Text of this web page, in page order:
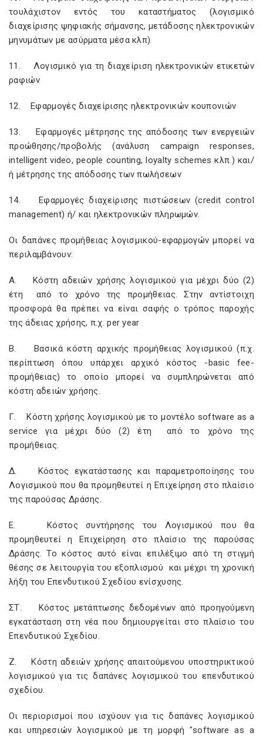
τουλάχιστον εντός του καταστήματος (λογισμικό
διαχείρισης ψηφιακής σήμανσης, μετάδοσης ηλεκτρονικών
μηνυμάτων με ασύρματα μέσα κλπ)
11. Λογισμικό για τη διαχείριση ηλεκτρονικών ετικετών
ραφιών
12. Εφαρμογές διαχείρισης ηλεκτρονικών κουπονιών
13. Εφαρμογές μέτρησης της απόδοσης των ενεργειών
προώθησης/προβολής (ανάλυση campaign responses,
intelligent video, people counting, loyalty schemes κλπ.) και/
ή μέτρησης της απόδοσης των πωλήσεων
14. Εφαρμογές διαχείρισης πιστώσεων (credit control
management) ή/ και ηλεκτρονικών πληρωμών.
Οι δαπάνες προμήθειας λογισμικού-εφαρμογών μπορεί να
περιλαμβάνουν:
Α. Κόστη αδειών χρήσης λογισμικού για μέχρι δύο (2)
έτη από το χρόνο της προμήθειας. Στην αντίστοιχη
προσφορά θα πρέπει να είναι σαφής ο τρόπος παροχής
της άδειας χρήσης, π.χ. per year
Β. Βασικά κόστη αρχικής προμήθειας λογισμικού (π.χ.
περίπτωση όπου υπάρχει αρχικό κόστος -basic fee-
προμήθειας) το οποίο μπορεί να συμπληρώνεται από
κόστη αδειών χρήσης.
Γ. Κόστη χρήσης λογισμικού με το μοντέλο software as a
service για μέχρι δύο (2) έτη από το χρόνο της
προμήθειας.
Δ. Κόστος εγκατάστασης και παραμετροποίησης του
Λογισμικού που θα προμηθευτεί η Επιχείρηση στο πλαίσιο
της παρούσας Δράσης.
Ε. Κόστος συντήρησης του Λογισμικού που θα
προμηθευτεί η Επιχείρηση στο πλαίσιο της παρούσας
Δράσης. Το κόστος αυτό είναι επιλέξιμο από τη στιγμή
θέσης σε λειτουργία του εξοπλισμού και μέχρι τη χρονική
λήξη του Επενδυτικού Σχεδίου ενίσχυσης.
ΣΤ. Κόστος μετάπτωσης δεδομένων από προηγούμενη
εγκατάσταση στη νέα που δημιουργείται στο πλαίσιο του
Επενδυτικού Σχεδίου.
Ζ. Κόστη αδειών χρήσης απαιτούμενου υποστηρικτικού
λογισμικού για τις δαπάνες λογισμικού του επενδυτικού
σχεδίου.
Οι περιορισμοί που ισχύουν για τις δαπάνες λογισμικού
και υπηρεσιών λογισμικού με τη μορφή "software as a